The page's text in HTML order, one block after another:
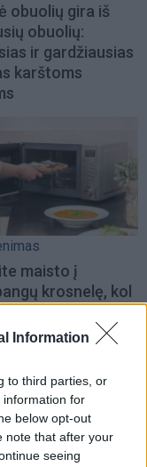
Information
to third parties, or
information for
below opt-out
note that after your
seeing
obuolių gira iš
obuolių:
ir gardžiausias
karštoms
maisto į
krosnelę, kol
testas, apie